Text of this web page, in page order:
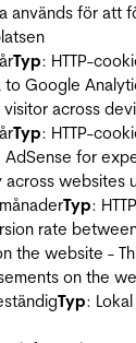
används för att
Typ: HTTP-
to Google
across
Typ: HTTP-
for
websites
Typ:
rate
the website -
on the
Typ: